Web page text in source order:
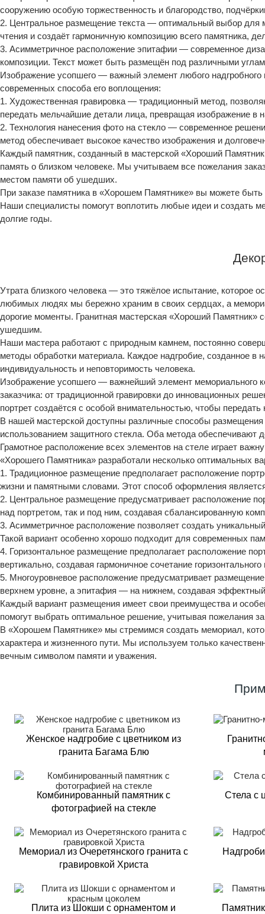
сооружению особую торжественность и благородство,
2. Центральное размещение текста — оптимальный выбор
чтения и создаёт гармоничную композицию всего памятника,
3. Асимметричное расположение эпитафии — современное
композиции. Текст может быть размещён под различными
Изображение усопшего — важный элемент любого
современных способа его воплощения:
1. Художественная гравировка — традиционный метод,
передать мельчайшие детали лица, превращая изображение в
2. Технология нанесения фото на стекло — современное
метод обеспечивает высокое качество изображения и
Каждый памятник, созданный в мастерской «Хороший
память о близком человеке. Мы учитываем все пожелания
местом памяти об ушедших.
При заказе памятника в «Хорошем Памятнике» вы можете
Наши специалисты помогут воплотить любые идеи и создать
долгие годы.
Утрата близкого человека — это тяжёлое испытание, которое
любимых людях мы бережно храним в своих сердцах, а
дорогие моменты. Гранитная мастерская «Хороший Памятник»
ушедшим.
Наши мастера работают с природным камнем, постоянно
методы обработки материала. Каждое надгробие, созданное в
индивидуальность и неповторимость человека.
Изображение усопшего — важнейший элемент мемориального
заказчика: от традиционной гравировки до инновационных
портрет создаётся с особой внимательностью, чтобы
В нашей мастерской доступны различные способы
использованием защитного стекла. Оба метода обеспечивают
Грамотное расположение всех элементов на стеле играет
«Хорошего Памятника» разработали несколько оптимальных
1. Традиционное размещение предполагает расположение
жизни и памятными словами. Этот способ оформления
2. Центральное размещение предусматривает расположение
над портретом, так и под ним, создавая сбалансированную
3. Асимметричное расположение позволяет создать
Такой вариант особенно хорошо подходит для современных
4. Горизонтальное размещение предполагает расположение
вертикально, создавая гармоничное сочетание
5. Многоуровневое расположение предусматривает
верхнем уровне, а эпитафия — на нижнем, создавая
Каждый вариант размещения имеет свои преимущества и
помогут выбрать оптимальное решение, учитывая пожелания
В «Хорошем Памятнике» мы стремимся создать мемориал,
характера и жизненного пути. Мы используем только
вечным символом памяти и уважения.
Женское надгробие с цветником из
гранита Багама Блю
Комбинированный памятник с
фотографией на стекле
Стела с
Мемориал из Очеретянского гранита с
гравировкой Христа
Плита из Шокши с орнаментом и